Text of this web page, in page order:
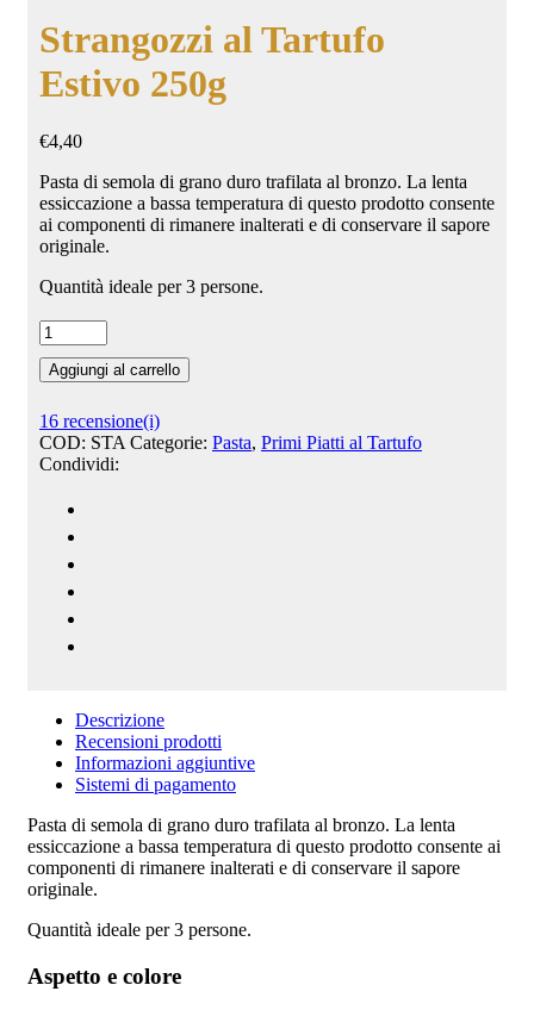
Strangozzi al Tartufo
Estivo 250g
€4,40
Pasta di semola di grano duro trafilata al bronzo. La lenta
essiccazione a bassa temperatura di questo prodotto consente
ai componenti di rimanere inalterati e di conservare il sapore
originale.
Quantità ideale per 3 persone.
Aggiungi al carrello
16 recensione(i)
COD: STA Categorie: Pasta, Primi Piatti al Tartufo
Condividi:
Descrizione
Recensioni prodotti
Informazioni aggiuntive
Sistemi di pagamento
Pasta di semola di grano duro trafilata al bronzo. La lenta
essiccazione a bassa temperatura di questo prodotto consente ai
componenti di rimanere inalterati e di conservare il sapore
originale.
Quantità ideale per 3 persone.
Aspetto e colore